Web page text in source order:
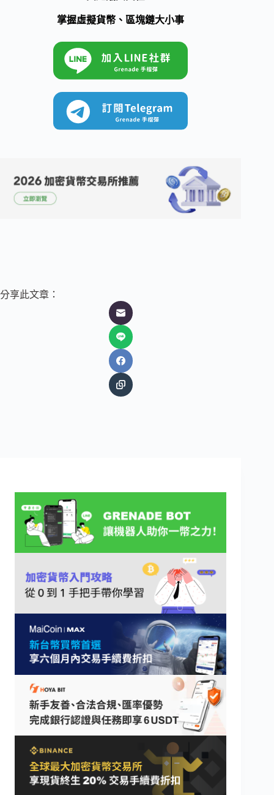
掌握虛擬貨幣、區塊鏈大小事
分享此文章：